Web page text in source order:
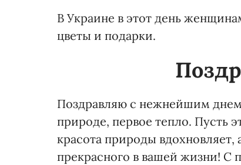
В Украине в этот день
цветы и подарки.
Поздравляю с нежнейшим днем
природе, первое тепло. Пусть
красота природы
прекрасного в вашей жизни! С